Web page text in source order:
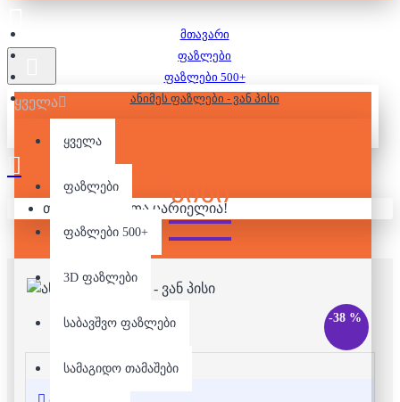
ყველა
ყველა
ფაზლები
ფაზლები 500+
3D ფაზლები
საბავშვო ფაზლები
სამაგიდო თამაშები
თქვენი კალათა ცარიელია!
მთავარი
ფაზლები
ფაზლები 500+
ანიმეს ფაზლები - ვან პისი
ᲐᲜᲘᲛᲔᲡ ᲤᲐᲖᲚᲔᲑᲘ - ᲕᲐᲜ
ᲞᲘᲡᲘ
-38 %